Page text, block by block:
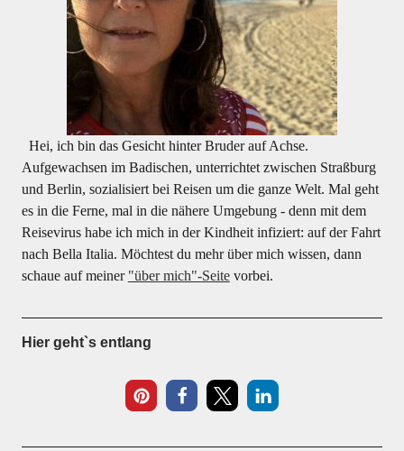
Hei, ich bin das Gesicht hinter Bruder auf Achse.
Aufgewachsen im Badischen, unterrichtet zwischen Straßburg
und Berlin, sozialisiert bei Reisen um die ganze Welt. Mal geht
es in die Ferne, mal in die nähere Umgebung - denn mit dem
Reisevirus habe ich mich in der Kindheit infiziert: auf der Fahrt
nach Bella Italia. Möchtest du mehr über mich wissen, dann
schaue auf meiner "über mich"-Seitevorbei.
Hier geht`s entlang